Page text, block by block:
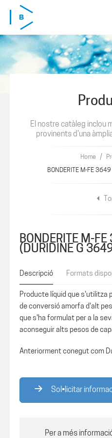
Skip to main content
El nostre catàleg inclou
provinents d'una
Home /
BONDERITE M-FE
BONDERITE M-
(DURIDINE G
Descripció Formats
Producte líquid que s'utilitza
de conversió amorfa d'alt
que s'ha formulat per a la
aconseguir alts pesos de
Anteriorment conegut com
Sol•licitar
Per a més